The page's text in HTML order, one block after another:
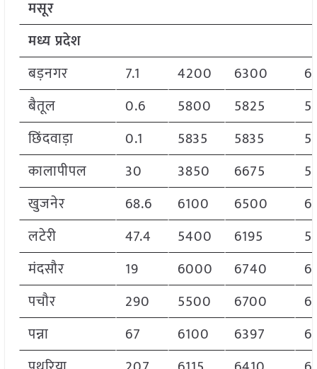
मसूर
मध्य प्रदेश
बड़नगर
7.1 4200 6300
बैतूल
0.6 5800 5825
छिंदवाड़ा
0.1 5835 5835
कालापीपल
30 3850 6675
खुजनेर
68.6 6100 6500
लटेरी
47.4 5400 6195
मंदसौर
19 6000 6740
पचौर
290 5500 6700
पन्ना
67 6100 6397